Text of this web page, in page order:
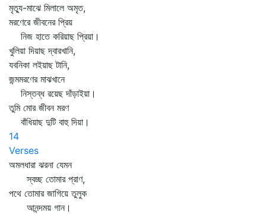
মৃত্যু-মাঝে মিলালে অমৃত,
মরণেরে জীবনের প্রিয়
নিজ হাতে করিয়াছ প্রিয়া।
খুলিয়া দিয়াছ দ্বারখানি,
যবনিকা লইয়াছ টানি,
জন্মমরণের মাঝখানে
নিস্তব্ধ রয়েছ দাঁড়াইয়া।
তুমি মোর জীবন মরণ
বাঁধিয়াছ দুটি বাহু দিয়া।
14
Verses
অমলধারা ঝরনা যেমন
স্বচ্ছ তোমার প্রাণ,
পথে তোমার জাগিয়ে তুলুক
আনন্দময় গান।